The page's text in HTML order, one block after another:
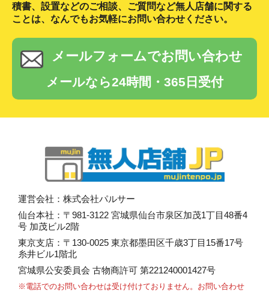
積書、設置などのご相談、ご質問など無人店舗に関する
ことは、なんでもお気軽にお問い合わせください。
メールフォームでお問い合わせ
メールなら24時間・365日受付
運営会社：株式会社パルサー
仙台本社：〒981-3122 宮城県仙台市泉区加茂1丁目48番4
号 加茂ビル2階
東京支店：〒130-0025 東京都墨田区千歳3丁目15番17号
糸井ビル1階北
宮城県公安委員会 古物商許可 第221240001427号
※電話でのお問い合わせは受け付けておりません。 お問い合わせ